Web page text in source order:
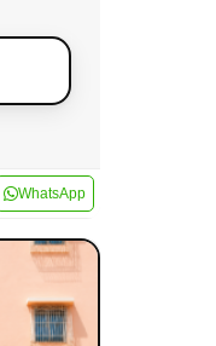
WhatsApp